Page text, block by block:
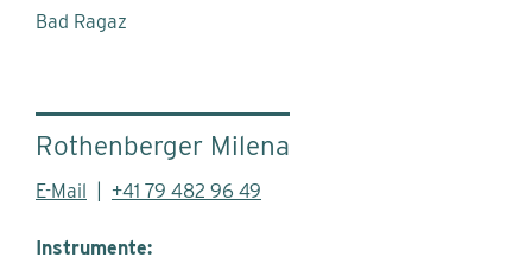
Bad Ragaz
Rothenberger Milena
E-Mail +41 79 482 96 49
Instrumente: